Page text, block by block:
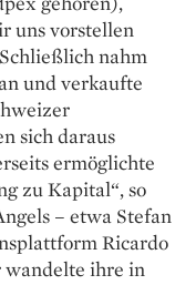
uns vorstellen
nahm
und verkaufte
sich da­raus
ermöglichte
zu Kapital“, so
– etwa Stefan
­Ricardo
wandelte ihre in